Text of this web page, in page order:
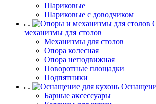
Шариковые
Шариковые с доводчиком
механизмы для столов
Механизмы для столов
Опора колесная
Опора неподвижная
Поворотные площадки
Подпятники
Барные аксессуары